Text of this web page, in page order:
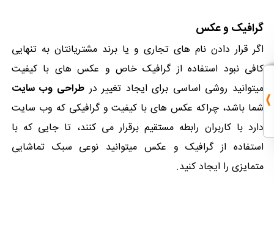
گرافیک و عکس
اگر قرار دادن نام های تجاری و یا برند مشتریانتان به تنهایی
کافی نبود استفاده از گرافیک خاص و عکس های با کیفیت
میتوانید روشی اساسی برای ایجاد تغییر در طراحی وب سایت
شما باشد، چراکه عکس های با کیفیت و گرافیکی که وب سایت
دارد با کاربران رابطه مستقیم برقرار می کنند، تا جایی که با
استفاده از گرافیک و عکس میتوانید نوعی سبک تماشایی
متمایزی را ایجاد کنید.